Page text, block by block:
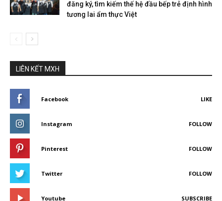
đăng ký, tìm kiếm thế hệ đầu bếp trẻ định hình
tương lai ẩm thực Việt
LIÊN KẾT MXH
Facebook LIKE
Instagram FOLLOW
Pinterest FOLLOW
Twitter FOLLOW
Youtube SUBSCRIBE